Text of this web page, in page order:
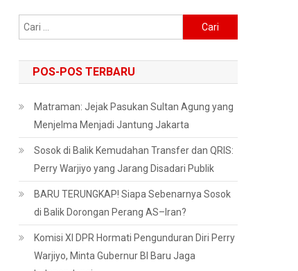
untuk:
POS-POS TERBARU
Matraman: Jejak Pasukan Sultan Agung yang
Menjelma Menjadi Jantung Jakarta
Sosok di Balik Kemudahan Transfer dan QRIS:
Perry Warjiyo yang Jarang Disadari Publik
BARU TERUNGKAP! Siapa Sebenarnya Sosok
di Balik Dorongan Perang AS–Iran?
Komisi XI DPR Hormati Pengunduran Diri Perry
Warjiyo, Minta Gubernur BI Baru Jaga